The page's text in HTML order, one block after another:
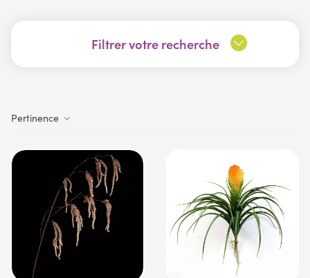
Filtrer votre recherche
Pertinence